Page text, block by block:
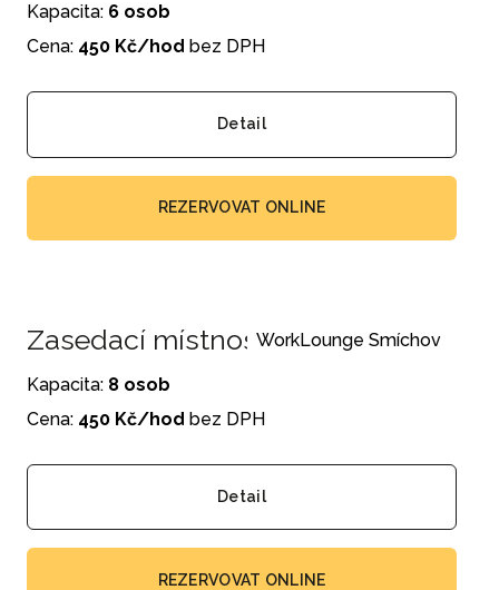
Kapacita: 6 osob
Cena: 450 Kč/hod bez DPH
Detail
REZERVOVAT ONLINE
Zasedací místnost Smíchov č. 3
Kapacita: 8 osob
Cena: 450 Kč/hod bez DPH
WorkLounge Smíchov
Detail
REZERVOVAT ONLINE